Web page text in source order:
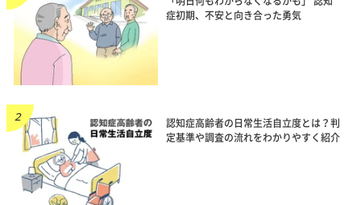
症初期、不安と向き合った勇気
認知症高齢者の日常生活自立度とは？判
定基準や調査の流れをわかりやすく紹介